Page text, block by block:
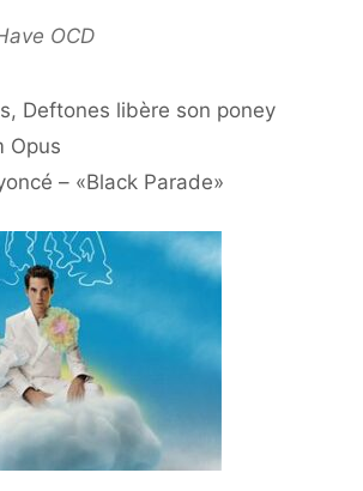
OCD
Deftones libère son poney
Opus
– «Black Parade»